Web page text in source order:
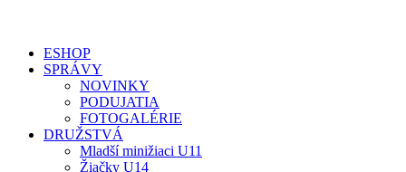
ESHOP
SPRÁVY
NOVINKY
PODUJATIA
FOTOGALÉRIE
DRUŽSTVÁ
Mladší minižiaci U11
Žiačky U14